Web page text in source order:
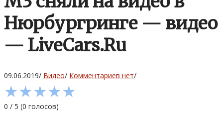
Нюрбургринге — видео
— LiveCars.Ru
09.06.2019/ Видео/ Комментариев нет/
★★★★★
0 / 5 (0 голосов)